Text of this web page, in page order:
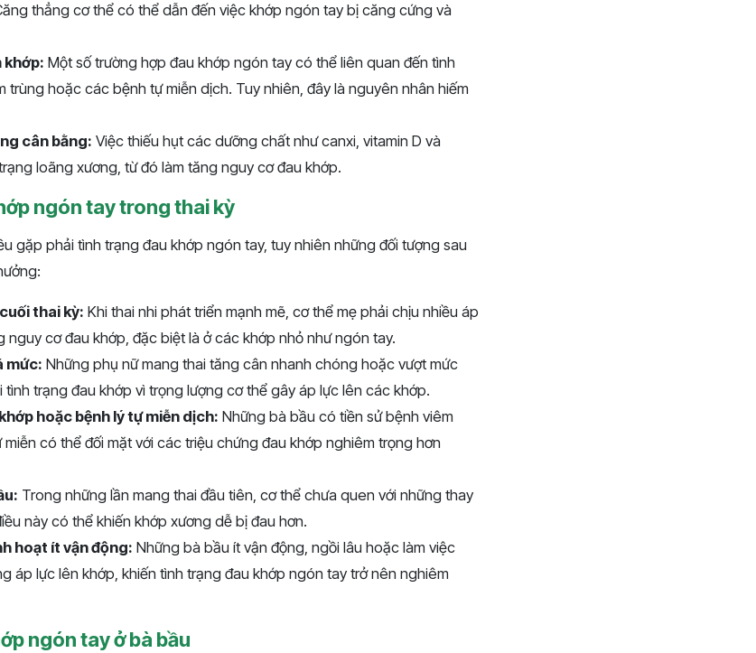
thẳng cơ thể có thể dẫn đến việc khớp ngón tay bị căng cứng và
khớp: Một số trường hợp đau khớp ngón tay có thể liên quan đến tình
trùng hoặc các bệnh tự miễn dịch. Tuy nhiên, đây là nguyên nhân hiếm
cân bằng: Việc thiếu hụt các dưỡng chất như canxi, vitamin D và
loãng xương, từ đó làm tăng nguy cơ đau khớp.
ngón tay trong thai kỳ
gặp phải tình trạng đau khớp ngón tay, tuy nhiên những đối tượng sau
thai kỳ: Khi thai nhi phát triển mạnh mẽ, cơ thể mẹ phải chịu nhiều áp
nguy cơ đau khớp, đặc biệt là ở các khớp nhỏ như ngón tay.
mức: Những phụ nữ mang thai tăng cân nhanh chóng hoặc vượt mức
trạng đau khớp vì trọng lượng cơ thể gây áp lực lên các khớp.
hoặc bệnh lý tự miễn dịch: Những bà bầu có tiền sử bệnh viêm
có thể đối mặt với các triệu chứng đau khớp nghiêm trọng hơn
Trong những lần mang thai đầu tiên, cơ thể chưa quen với những thay
này có thể khiến khớp xương dễ bị đau hơn.
hoạt ít vận động: Những bà bầu ít vận động, ngồi lâu hoặc làm việc
áp lực lên khớp, khiến tình trạng đau khớp ngón tay trở nên nghiêm
ngón tay ở bà bầu